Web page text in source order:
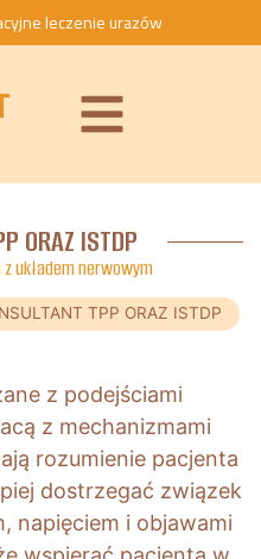
leczenie urazów
ORAZ ISTDP
układem nerwowym
TPP ORAZ ISTDP
z podejściami
z mechanizmami
rozumienie pacjenta
dostrzegać związek
napięciem i objawami